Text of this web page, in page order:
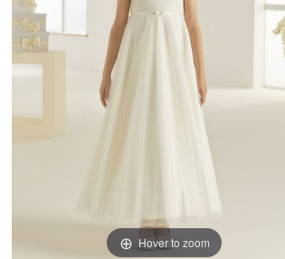
Hover to zoom